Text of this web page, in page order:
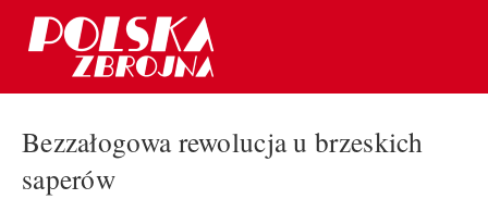
Bezzałogowa rewolucja u brzeskich
saperów